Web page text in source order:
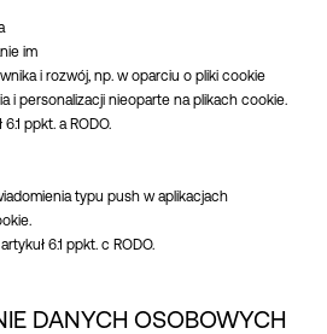
im
i rozwój, np. w oparciu o pliki cookie
i personalizacji nieoparte na plikach cookie.
ppkt. a RODO.
typu push w aplikacjach
6.1 ppkt. c RODO.
DANYCH OSOBOWYCH